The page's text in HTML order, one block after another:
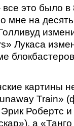
это было
мне на
Лукаса
картины
Train»
Робертс
а